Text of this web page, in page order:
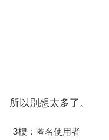
所以別想太多了。
3樓：匿名使用者